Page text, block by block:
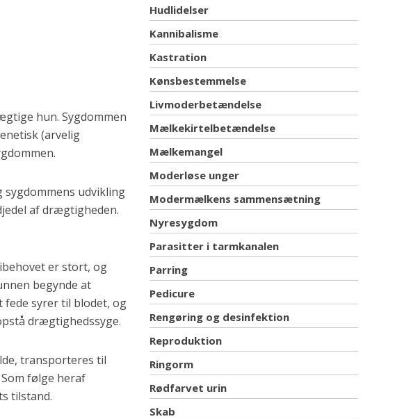
hun. Sygdommen
(arvelig
udvikling
af drægtigheden.
er stort, og
begynde at
fede syrer til blodet, og
drægtighedssyge.
transporteres til
følge heraf
tilstand.
Hudlidelser
Kannibalisme
Kastration
Kønsbestemmelse
Livmoderbetændelse
Mælkekirtelbetændelse
Mælkemangel
Moderløse unger
Modermælkens sammensætning
Nyresygdom
Parasitter i tarmkanalen
Parring
Pedicure
Rengøring og desinfektion
Reproduktion
Ringorm
Rødfarvet urin
Skab